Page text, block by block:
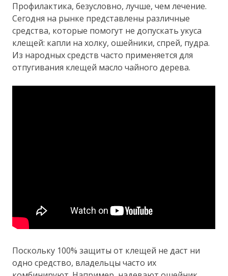
Профилактика, безусловно, лучше, чем лечение.
Сегодня на рынке представлены различные
средства, которые помогут не допускать укуса
клещей: капли на холку, ошейники, спрей, пудра.
Из народных средств часто применяется для
отпугивания клещей масло чайного дерева.
Поскольку 100% защиты от клещей не даст ни
одно средство, владельцы часто их